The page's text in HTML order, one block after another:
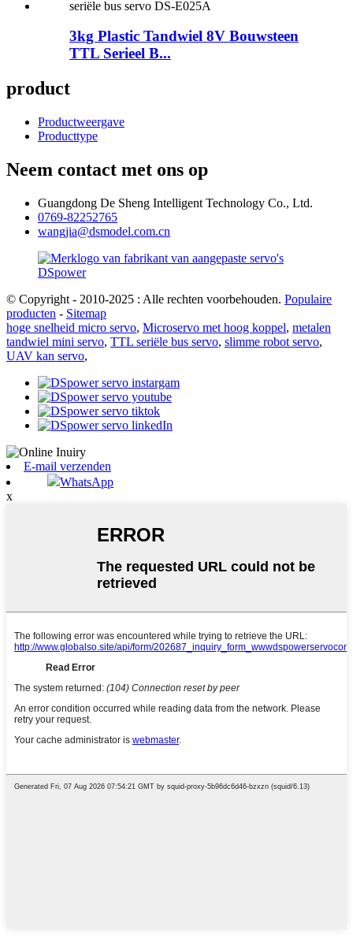
3kg Plastic Tandwiel 8V Bouwsteen
TTL Serieel B...
product
Productweergave
Producttype
Neem contact met ons op
Guangdong De Sheng Intelligent Technology Co., Ltd.
0769-82252765
wangjia@dsmodel.com.cn
© Copyright - 2010-2025 : Alle rechten voorbehouden. Populaire
producten - Sitemap
hoge snelheid micro servo, Microservo met hoog koppel, metalen
tandwiel mini servo, TTL seriële bus servo, slimme robot servo,
UAV kan servo,
E-mail verzenden
WhatsApp
x